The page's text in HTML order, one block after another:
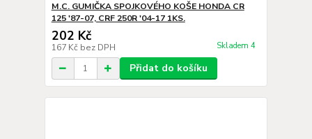
M.C. GUMIČKA SPOJKOVÉHO KOŠE HONDA CR
125 '87-07, CRF 250R '04-17 1KS.
202 Kč
167 Kč bez DPH Skladem 4
Přidat do košíku